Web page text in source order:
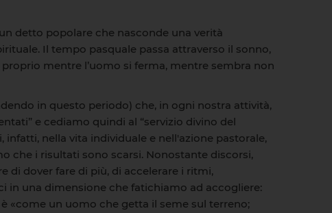
detto popolare che nasconde una verità
Il tempo pasquale passa attraverso il sonno,
mentre l’uomo si ferma, mentre sembra non
in questo periodo) che, in ogni nostra attività,
e cediamo quindi al “servizio divino del
nella vita individuale e nell'azione pastorale,
che i risultati sono scarsi. Nonostante discorsi,
di dover fare di più, di accelerare i ritmi,
in una dimensione che fatichiamo ad accogliere:
«come un uomo che getta il seme sul terreno;